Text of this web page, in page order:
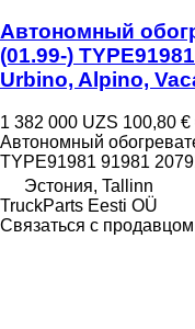
Автономный
(01.99-)
Urbino, Alpino,
1 382 000 UZS 100,80 €
Автономный
TYPE91981 91981
Эстония, Tallinn
TruckParts Eesti OÜ
Связаться с продавцом